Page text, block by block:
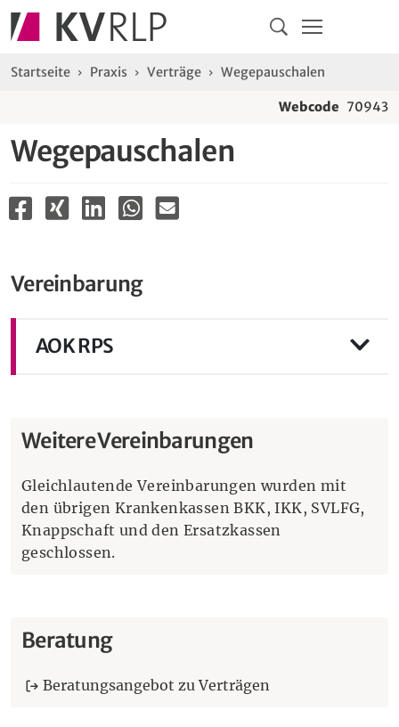
Navigation
Sie sind hier:
Startseite Praxis Verträge Wegepauschalen
Webcode 70943
Wegepauschalen
Vereinbarung
AOK RPS
Weitere Vereinbarungen
Gleichlautende Vereinbarungen wurden mit
den übrigen Krankenkassen BKK, IKK, SVLFG,
Knappschaft und den Ersatzkassen
geschlossen.
Beratung
Beratungsangebot zu Verträgen